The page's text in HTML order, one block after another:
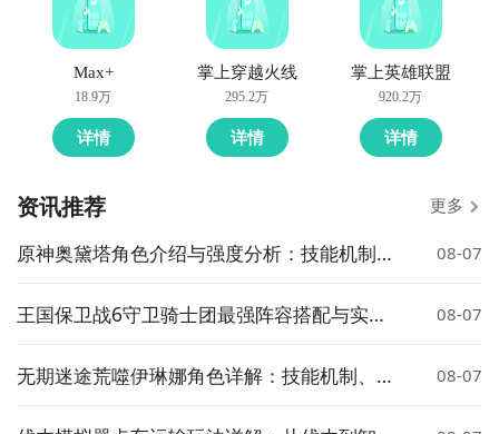
Max+
18.9万
详情
掌上穿越火线
295.2万
详情
掌上英雄联盟
920.2万
详情
资讯推荐 更多
原神奥黛塔角色介绍与强度分析：技能机制、
08-07
王国保卫战6守卫骑士团最强阵容搭配与实战
08-07
无期迷途荒噬伊琳娜角色详解：技能机制、培
08-07